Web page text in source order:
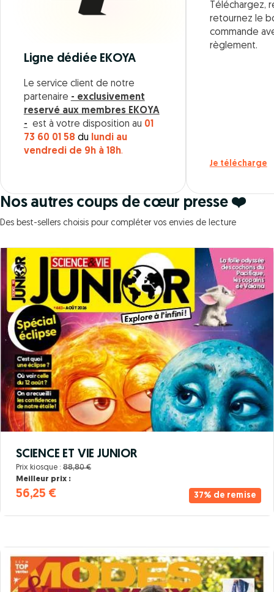
Ligne dédiée EKOYA
Le service client de notre
partenaire - exclusivement
reservé aux membres EKOYA
- est à votre disposition au 01
73 60 01 58 du
lundi au
vendredi de 9h à 18h.
Téléchargez,
retournez le
commande
règlement.
Je télécharge
Nos autres coups de cœur presse ❤️
Des best-sellers choisis pour compléter vos envies de lecture
37% de remise
SCIENCE ET VIE JUNIOR
Prix kiosque : 88,80 €
Meilleur prix :
56,25 €